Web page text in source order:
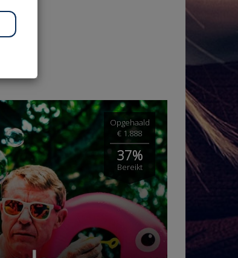
Opgehaald
€ 1.888
37%
Bereikt